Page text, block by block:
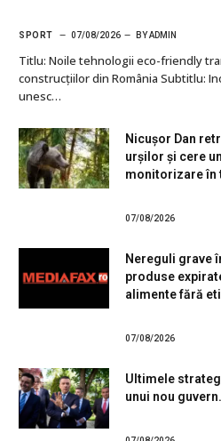
SPORT 07/08/2026 BY ADMIN
Titlu: Noile tehnologii eco-friendly
construcțiilor din România Subtitlu:
unesc…
Nicușor Dan
urșilor și cere
monitorizare în
07/08/2026
Nereguli grave
produse
alimente fără
07/08/2026
Ultimele
unui nou